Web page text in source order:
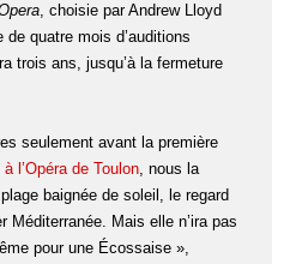
, choisie par Andrew Lloyd
quatre mois d’auditions
trois ans, jusqu’à la fermeture
seulement avant la première
à l’Opéra de Toulon, nous la
baignée de soleil, le regard
Méditerranée. Mais elle n’ira pas
pour une Écossaise »,